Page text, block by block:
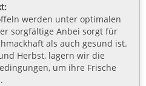
werden unter optimalen
sorgfältige Anbei sorgt für
als auch gesund ist.
Herbst, lagern wir die
um ihre Frische